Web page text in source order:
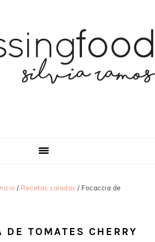
/ Recetas saladas / Focaccia de
DE TOMATES CHERRY